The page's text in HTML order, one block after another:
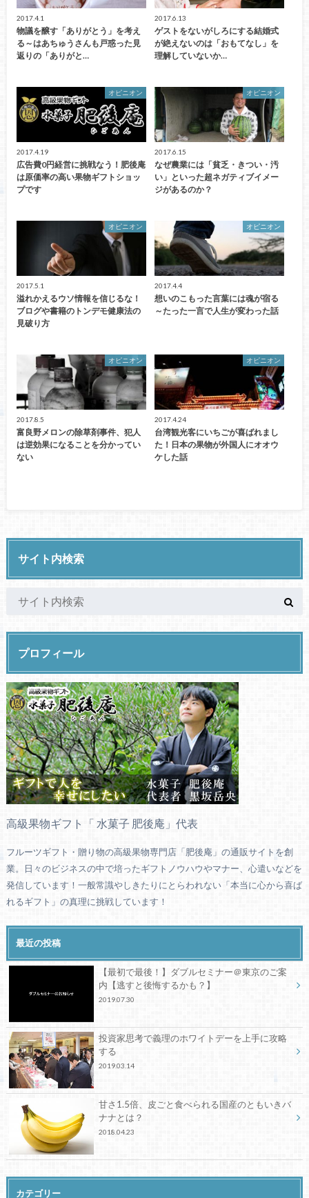
2017.4.1
物議を醸す「ありがとう」を考え
る～はあちゅうさんも戸惑った見
返りの「ありがと…
2017.6.13
ゲストをないがしろにする結婚式
が絶えないのは「おもてなし」を
理解していないか…
オピニオン
2017.4.19
広告費0円経営に挑戦なう！肥後庵
は原価率の高い果物ギフトショッ
プです
オピニオン
2017.6.15
なぜ農業には「貧乏・きつい・汚
い」といった超ネガティブイメー
ジがあるのか？
オピニオン
2017.5.1
溢れかえるウソ情報を信じるな！
ブログや書籍のトンデモ健康法の
見破り方
オピニオン
2017.4.4
想いのこもった言葉には魂が宿る
～たった一言で人生が変わった話
オピニオン
2017.8.5
富良野メロンの除草剤事件、犯人
は逆効果になることを分かってい
ない
オピニオン
2017.4.24
台湾観光客にいちごが喜ばれまし
た！日本の果物が外国人にオオウ
ケした話
サイト内検索
プロフィール
高級果物ギフト「 水菓子 肥後庵」代表
フルーツギフト・贈り物の高級果物専門店「肥後庵」の通販サイトを創
業。日々のビジネスの中で培ったギフトノウハウやマナー、心遣いなどを
発信しています！一般常識やしきたりにとらわれない「本当に心から喜ば
れるギフト」の真理に挑戦しています！
最近の投稿
【最初で最後！】ダブルセミナー＠東京のご案
内【逃すと後悔するかも？】
2019.07.30
投資家思考で義理のホワイトデーを上手に攻略
する
2019.03.14
甘さ1.5倍、皮ごと食べられる国産のともいきバ
ナナとは？
2018.04.23
カテゴリー